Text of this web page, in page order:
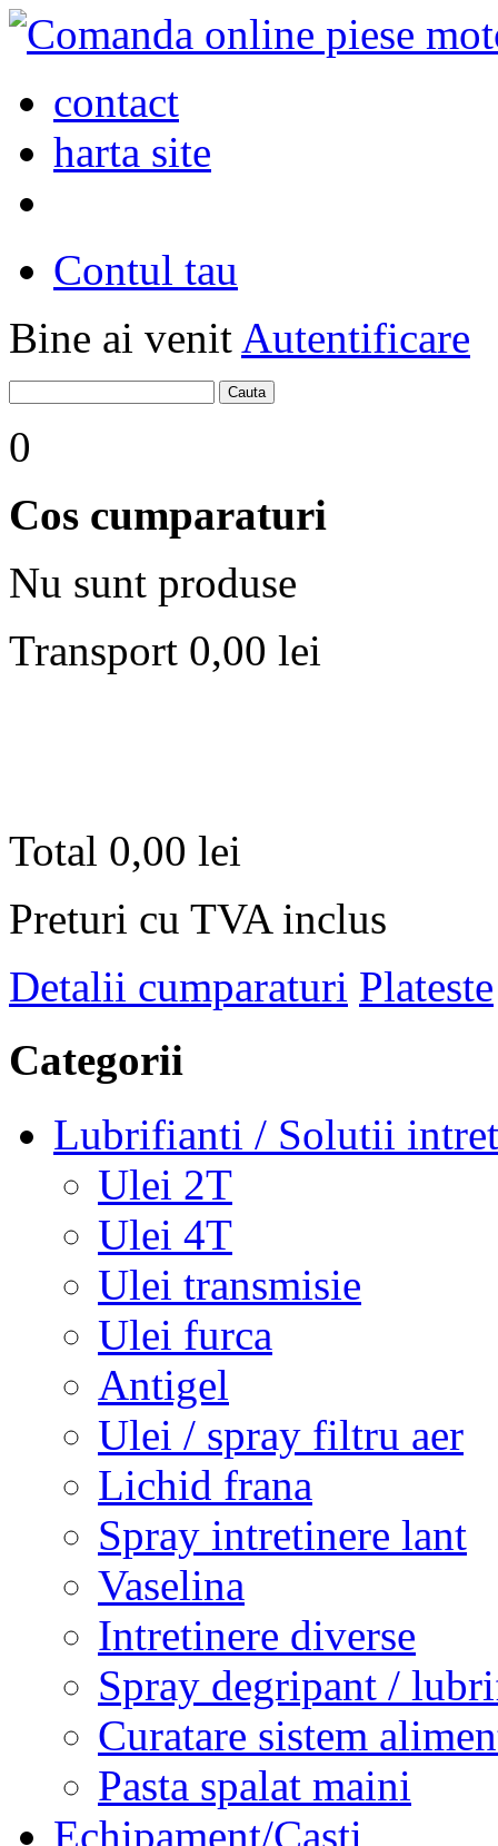
contact
harta site
Contul tau
Bine ai venit Autentificare
0
Cos cumparaturi
Nu sunt produse
Transport 0,00 lei
Total 0,00 lei
Preturi cu TVA inclus
Detalii cumparaturi Plateste
Categorii
Lubrifianti / Solutii
Ulei 2T
Ulei 4T
Ulei transmisie
Ulei furca
Antigel
Ulei / spray filtru aer
Lichid frana
Spray intretinere lant
Vaselina
Intretinere diverse
Spray degripant /
Curatare sistem
Pasta spalat maini
Echipament/Casti